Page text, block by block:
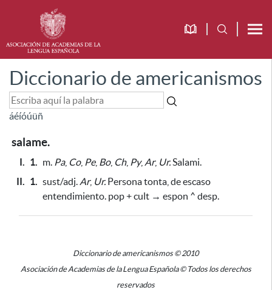
Diccionario de americanismos
áéíóúüñ
salame.
I. 1. m. Pa, Co, Pe, Bo, Ch, Py, Ar, Ur.Salami.
II. 1. sust/adj. Ar, Ur. Persona tonta, de escaso
entendimiento. pop + cult → espon ^ desp.
Diccionario de americanismos © 2010
Asociación de Academias de la Lengua Española © Todos los derechos
reservados